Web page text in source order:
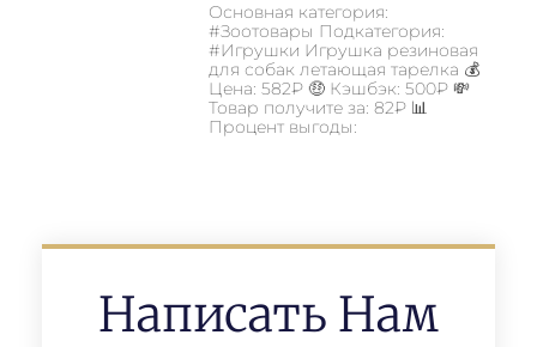
Основная категория:
#Зоотовары Подкатегория:
#Игрушки Игрушка резиновая
для собак летающая тарелка 💰
Цена: 582₽ 🤑 Кэшбэк: 500₽ 💸
Товар получите за: 82₽ 📊
Процент выгоды:
Написать Нам